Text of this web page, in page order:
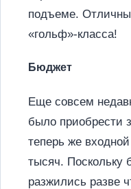
подъеме.
«гольф»-класса!
Бюджет
Еще совсем
было приобрести
теперь же
тысяч. Поскольку
разжились разве